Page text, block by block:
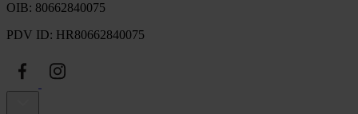
OIB: 80662840075
PDV ID: HR80662840075